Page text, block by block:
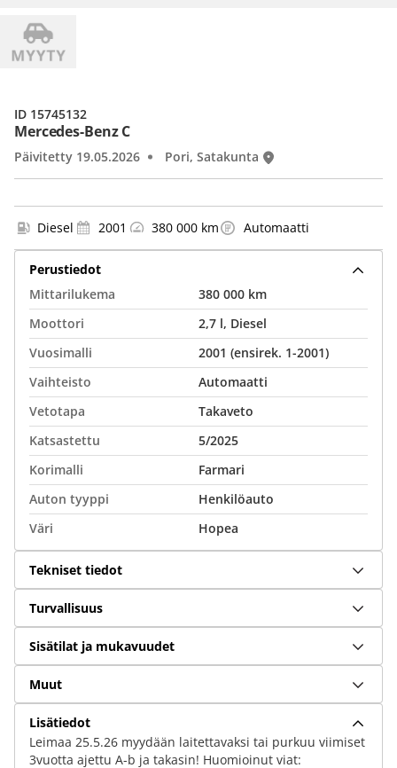
Mercedes-Benz C
Päivitetty 19.05.2026 Pori, Satakunta
ID 15745132
Diesel 2001 380 000 km Automaatti
Perustiedot
Mittarilukema
380 000 km
Moottori
2,7 l, Diesel
Vuosimalli
2001 (ensirek. 1-2001)
Vaihteisto
Automaatti
Vetotapa
Takaveto
Katsastettu
5/2025
Korimalli
Farmari
Auton tyyppi
Henkilöauto
Väri
Hopea
Tekniset tiedot
Turvallisuus
Sisätilat ja mukavuudet
Muut
Lisätiedot
Leimaa 25.5.26 myydään laitettavaksi tai purkuu viimiset
3vuotta ajettu A-b ja takasin! Huomioinut viat: